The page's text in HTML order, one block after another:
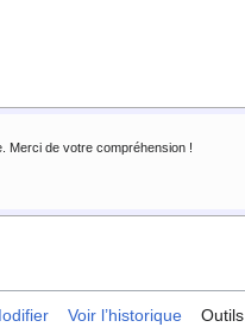
Merci de votre compréhension !
Voir l’historique Outils